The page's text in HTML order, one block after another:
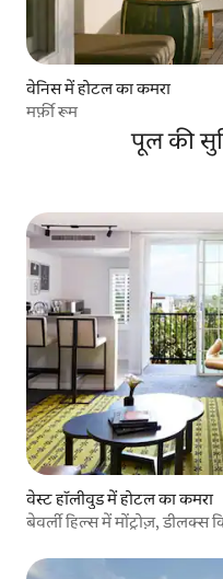
वेनिस में होटल का कमरा
मर्फ़ी रूम
पूल की
वेस्ट हॉलीवुड में होटल का कमरा
बेवर्ली हिल्स में मोंट्रोज़, डीलक्स